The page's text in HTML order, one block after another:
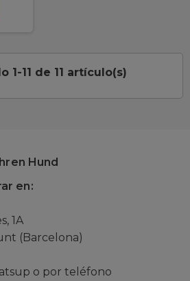
1-11 de 11 artículo(s)
Hund
en:
1A
(Barcelona)
o por teléfono